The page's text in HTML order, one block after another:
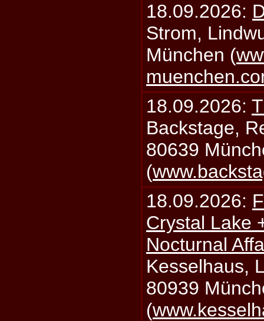
18.09.2026:
Strom,
München (
18.09.2026:
Backstage,
80639
(
18.09.2026:
Crystal Lake
Nocturnal
Kesselhaus,
80939
(